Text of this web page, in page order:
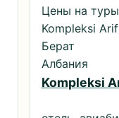
Цены на
Kompleksi
Берат
Албания
Kompleksi